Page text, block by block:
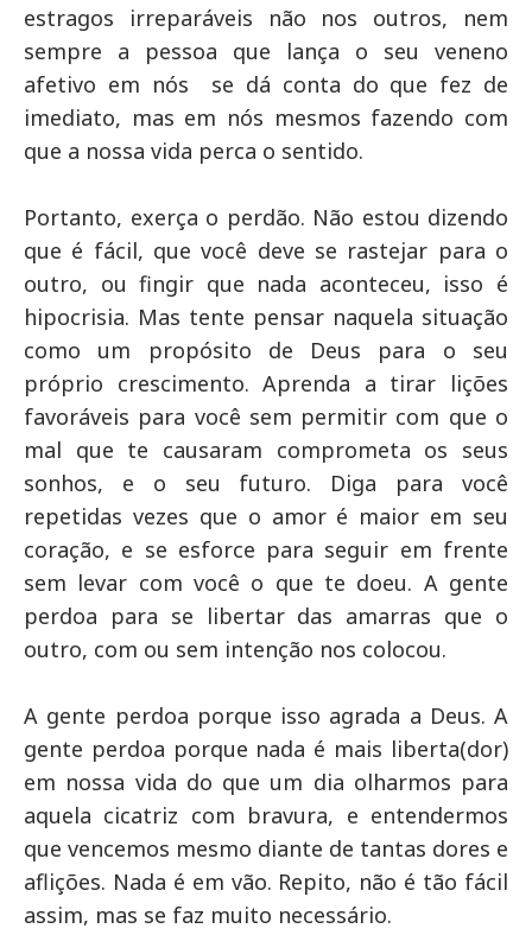
estragos irreparáveis não nos outros, nem
sempre a pessoa que lança o seu veneno
afetivo em nós se dá conta do que fez de
imediato, mas em nós mesmos fazendo com
que a nossa vida perca o sentido.
Portanto, exerça o perdão. Não estou dizendo
que é fácil, que você deve se rastejar para o
outro, ou fingir que nada aconteceu, isso é
hipocrisia. Mas tente pensar naquela situação
como um propósito de Deus para o seu
próprio crescimento. Aprenda a tirar lições
favoráveis para você sem permitir com que o
mal que te causaram comprometa os seus
sonhos, e o seu futuro. Diga para você
repetidas vezes que o amor é maior em seu
coração, e se esforce para seguir em frente
sem levar com você o que te doeu. A gente
perdoa para se libertar das amarras que o
outro, com ou sem intenção nos colocou.
A gente perdoa porque isso agrada a Deus. A
gente perdoa porque nada é mais liberta(dor)
em nossa vida do que um dia olharmos para
aquela cicatriz com bravura, e entendermos
que vencemos mesmo diante de tantas dores e
aflições. Nada é em vão. Repito, não é tão fácil
assim, mas se faz muito necessário.